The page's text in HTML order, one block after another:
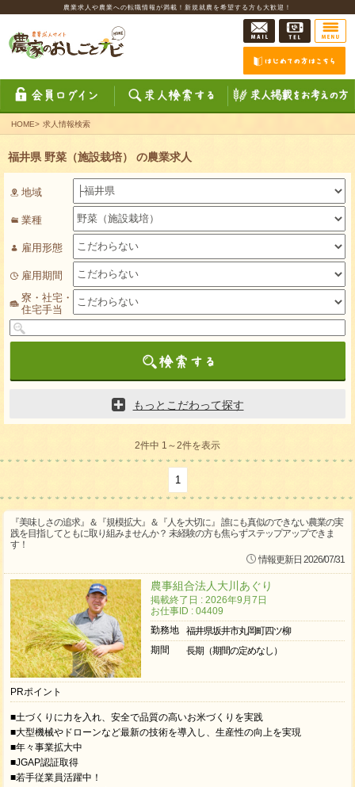
農業求人や農業への転職情報が満載！新規就農を希望する方も大歓迎！
HOME> 求人情報検索
福井県 野菜（施設栽培） の農業求人
地域
業種
雇用形態
雇用期間
寮・社宅・
住宅手当
もっとこだわって探す
2件中 1～2件を表示
1
『美味しさの追求』＆『規模拡大』＆『人を大切に』 誰にも真似のできない農業の実
践を目指してともに取り組みませんか？ 未経験の方も焦らずステップアップできま
す！
情報更新日 2026/07/31
農事組合法人大川あぐり
掲載終了日 : 2026年9月7日
お仕事ID : 04409
勤務地
福井県坂井市丸岡町四ツ柳
期間
長期（期間の定めなし）
PRポイント
■土づくりに力を入れ、安全で品質の高いお米づくりを実践
■大型機械やドローンなど最新の技術を導入し、生産性の向上を実現
■年々事業拡大中
■JGAP認証取得
■若手従業員活躍中！